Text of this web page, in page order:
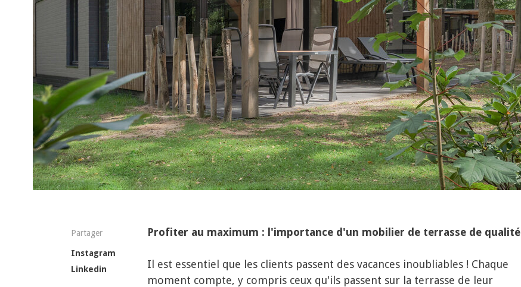
Partager
Instagram
Linkedin
Profiter au maximum : l'importance d'un mobilier de terrasse de qualité
Il est essentiel que les clients passent des vacances inoubliables ! Chaque
moment compte, y compris ceux qu'ils passent sur la terrasse de leur